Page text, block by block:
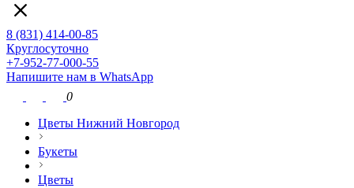
8 (831) 414-00-85
Круглосуточно
+7-952-77-000-55
Напишите нам в WhatsApp
0
Цветы Нижний Новгород
Букеты
Цветы